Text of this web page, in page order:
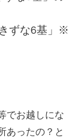
ずな6基」※
でお越しにな
あったの？と